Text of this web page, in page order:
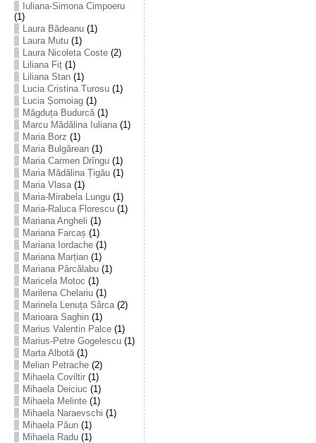
Iuliana-Simona Cimpoeru
(1)
Laura Bădeanu(1)
Laura Mutu(1)
Laura Nicoleta Coste(2)
Liliana Fiț(1)
Liliana Stan(1)
Lucia Cristina Turosu(1)
Lucia Șomoiag(1)
Măgduța Budurcă(1)
Marcu Mădălina Iuliana(1)
Maria Borz (1)
Maria Bulgărean(1)
Maria Carmen Drîngu(1)
Maria Mădălina Țigău(1)
Maria Vlasa(1)
Maria-Mirabela Lungu(1)
Maria-Raluca Florescu(1)
Mariana Angheli (1)
Mariana Farcaș (1)
Mariana Iordache(1)
Mariana Marțian(1)
Mariana Pârcălabu(1)
Maricela Motoc (1)
Marilena Chelariu(1)
Marinela Lenuța Sârca(2)
Marioara Saghin(1)
Marius Valentin Palce(1)
Marius-Petre Gogelescu(1)
Marta Albotă(1)
Melian Petrache(2)
Mihaela Coviltir(1)
Mihaela Deiciuc (1)
Mihaela Melinte(1)
Mihaela Naraevschi (1)
Mihaela Păun(1)
Mihaela Radu(1)